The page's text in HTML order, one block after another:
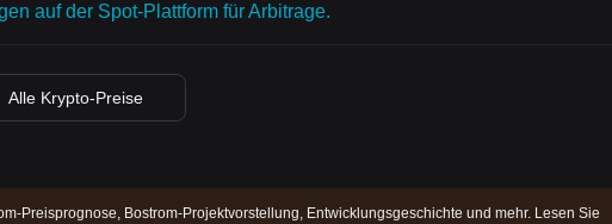
auf der Spot-Plattform für Arbitrage.
Alle Krypto-Preise
Preisprognose, Bostrom-Projektvorstellung, Entwicklungsgeschichte und mehr. Lesen Sie